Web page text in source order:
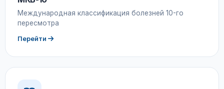
Международная классификация болезней 10-го
пересмотра
Перейти